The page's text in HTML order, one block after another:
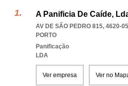
A Panificia De Caíde,
AV DE SÃO PEDRO 815, 4620-
PORTO
Panificação
LDA
Ver empresa Ver no